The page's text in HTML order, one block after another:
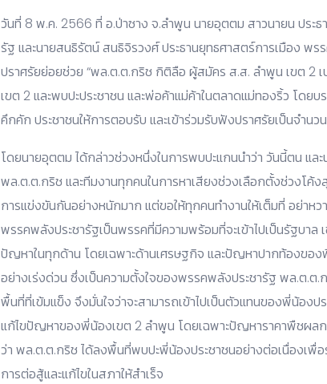
วันที่ 8 พ.ค. 2566 ที่ อ.ป่าซาง จ.ลำพูน นายอุตตม สาวนายน ประ
รัฐ และนายสนธิรัตน์ สนธิจิรวงศ์ ประธานยุทธศาสตร์การเมือง พร
ปราศรัยย่อยช่วย “พล.ต.ต.กริช กิติลือ ผู้สมัคร ส.ส. ลำพูน เขต 2
เขต 2 และพบปะประชาชน และพ่อค้าแม่ค้าในตลาดแม่ทองริ้ว โดยบ
คึกคัก ประชาชนให้การตอบรับ และเข้าร่วมรับฟังปราศรัยเป็นจำนว
โดยนายอุตตม ได้กล่าวช่วงหนึ่งในการพบปะแกนนำว่า วันนี้ตน แล
พล.ต.ต.กริช และทีมงานทุกคนในการหาเสียงช่วงเลือกตั้งช่วงโค้
การแข่งขันกันอย่างหนักมาก แต่ขอให้ทุกคนทำงานให้เต็มที่ อย่าหว
พรรคพลังประชารัฐเป็นพรรคที่มีความพร้อมที่จะเข้าไปเป็นรัฐบาล เ
ปัญหาในทุกด้าน โดยเฉพาะด้านเศรษฐกิจ และปัญหาปากท้องของ
อย่างเร่งด่วน ซึ่งเป็นความตั้งใจของพรรคพลังประชารัฐ พล.ต.
พื้นที่ที่เข้มแข็ง จึงมั่นใจว่าจะสามารถเข้าไปเป็นตัวแทนของพี่น้องป
แก้ไขปัญหาของพี่น้องเขต 2 ลำพูน โดยเฉพาะปัญหาราคาพืชผลก
ว่า พล.ต.ต.กริช ได้ลงพื้นที่พบปะพี่น้องประชาชนอย่างต่อเนื่องเพื่
การต่อสู้และแก้ไขในสภาให้สำเร็จ